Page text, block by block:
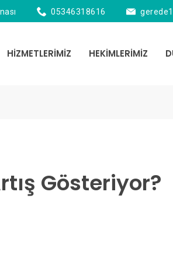
05346318616
HİZMETLERİMİZ HEKİMLERİMİZ
Gösteriyor?